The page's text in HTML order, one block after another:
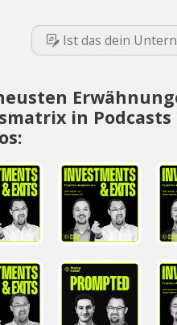
Ist das dein
in Podcasts